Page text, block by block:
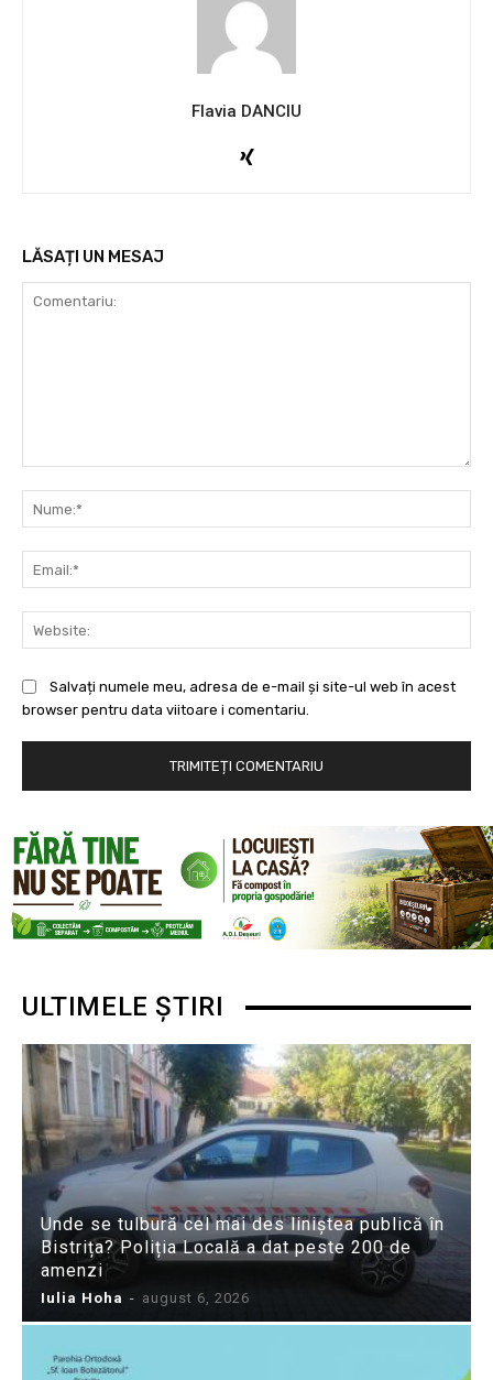
Flavia DANCIU
LĂSAȚI UN MESAJ
Salvați numele meu, adresa de e-mail și site-ul web în acest
browser pentru data viitoare i comentariu.
ULTIMELE ȘTIRI
Unde se tulbură cel mai des liniștea publică în
Bistrița? Poliția Locală a dat peste 200 de
amenzi
Iulia Hoha - august 6, 2026